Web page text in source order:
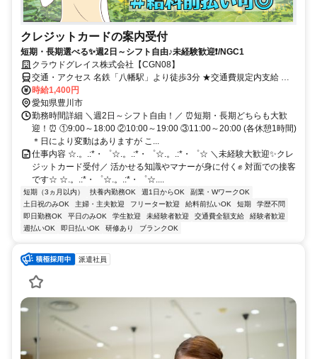
クレジットカードの案内受付
短期・長期選べる✨週2日～シフト自由♪未経験歓迎❗/NGC1
クラウドグレイス株式会社【CGN08】
交通・アクセス 名鉄「八幡駅」より徒歩3分 ★交通費規定内支給 ★
給料前払いOK
時給1,400円
愛知県豊川市
勤務時間詳細 ＼週2日～シフト自由！／ ⏰短期・長期どちらも大歓
迎！⏰ ①9:00～18:00 ②10:00～19:00 ③11:00～20:00 (各休憩1時間)
＊日により変動はありますが こ...
仕事内容 ☆.。.:*・゜☆.。.:*・゜☆.。.:*・゜☆ ＼未経験大歓迎✨クレ
ジットカード受付／ 活かせる知識やマナーが身に付く✊ 対面での接客
です☆ ☆.。.:*・゜☆.。.:*・゜☆....
短期（3ヵ月以内） 扶養内勤務OK 週1日からOK
副業・WワークOK
土日祝のみOK
主婦・主夫歓迎 フリーター歓迎 給料前払いOK 短期
学歴不問
即日勤務OK
平日のみOK 学生歓迎 未経験者歓迎 交通費全額支給
経験者歓迎
週払いOK
即日払いOK 研修あり ブランクOK
派遣社員